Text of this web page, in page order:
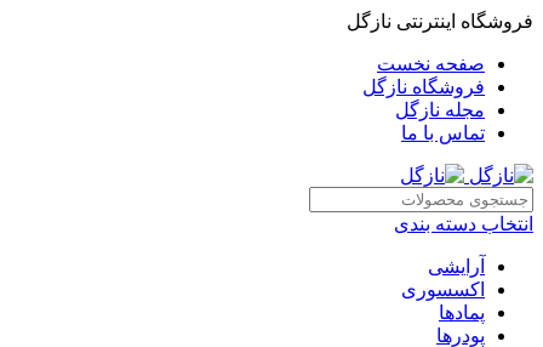
فروشگاه اینترنتی نازگل
صفحه نخست
فروشگاه نازگل
مجله نازگل
تماس با ما
انتخاب دسته بندی
آرایشی
اکسسوری
پمادها
پودرها